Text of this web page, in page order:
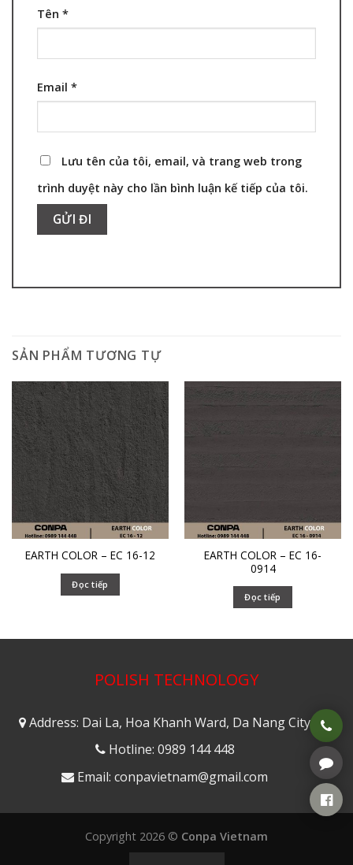
Tên *
Email *
Lưu tên của tôi, email, và trang web trong
trình duyệt này cho lần bình luận kế tiếp của tôi.
SẢN PHẨM TƯƠNG TỰ
EARTH COLOR – EC 16-12
Đọc tiếp
EARTH COLOR – EC 16-
0914
Đọc tiếp
POLISH TECHNOLOGY
Address: Dai La, Hoa Khanh Ward, Da Nang City
Hotline: 0989 144 448
Email: conpavietnam@gmail.com
Copyright 2026 © Conpa Vietnam